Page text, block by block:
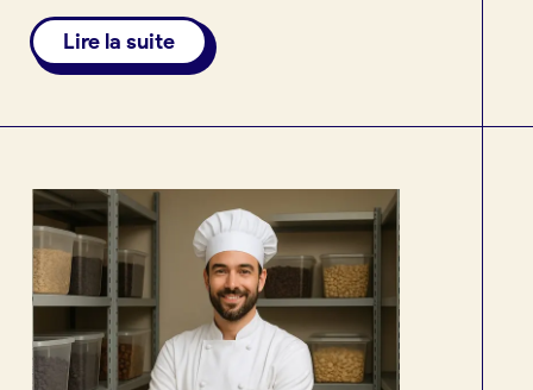
un atout stratégique pour votre
boulangerie.
Lire la suite